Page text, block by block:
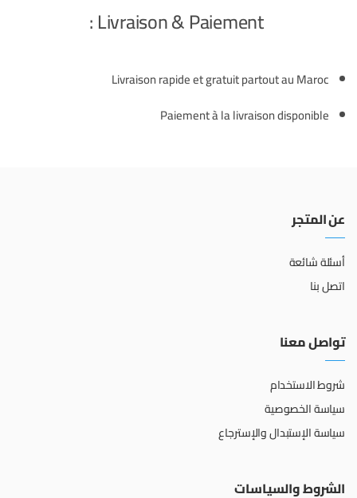
Livraison & Paiement :
Livraison rapide et gratuit partout au Maroc
Paiement à la livraison disponible
عن المتجر
أسئلة شائعة
اتصل بنا
تواصل معنا
شروط الاستخدام
سياسة الخصوصية
سياسة الإستبدال والإسترجاع
الشروط والسياسات